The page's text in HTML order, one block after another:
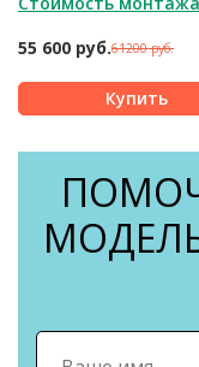
55 600 руб.61200 руб.